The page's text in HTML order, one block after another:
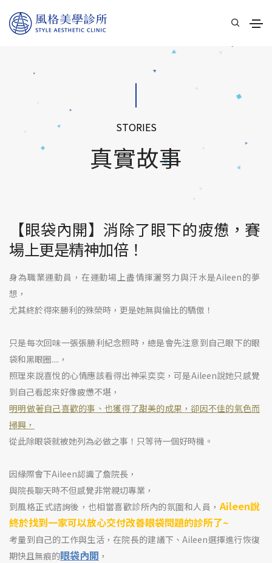
STORIES
真實故事
【眼袋內開】消除了眼下的疲憊，賽
場上更是精神加倍！
身為職業運動員，在運動場上盡情揮灑努力與汗水是Aileen的夢
想，
尤其終於得來勝利的殊榮時，更是她無與倫比的驕傲！
只是每次回味一張張勝利紀念照時，總是會先注意到自己眼下的眼
袋和黑眼圈....，
照理來說喜悅的心情應該看得出神采奕奕，可是Aileen說她只感覺
到自己看起來好像疲憊不堪，
明明做著自己喜歡的事、也獲得了甜美的成果，卻因不佳的氣色而
掃興，
從此除眼袋就被她列為必做之事！只等待一個好時機。
因緣際會下Aileen認識了詹院長，
與院長聊天時不但感覺非常親切專業，
到風格正式諮詢後，也相當喜歡診所內的氛圍和人員，Aileen說
終於找到一家可以放心交付改善眼袋問題的診所了~
考量到自己的工作與生活，在院長的建議下、Aileen選擇進行恢復
期快且無痕的眼袋內開 ，